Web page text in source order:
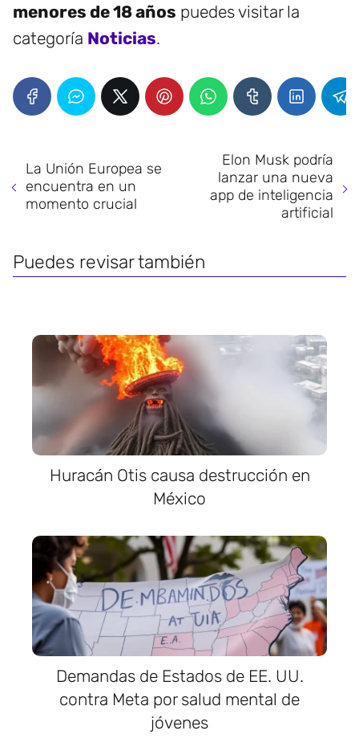
menores de 18 años puedes visitar la
categoría Noticias.
La Unión Europea se
encuentra en un
momento crucial
Elon Musk podría
lanzar una nueva
app de inteligencia
artificial
Puedes revisar también
Huracán Otis causa destrucción en
México
Demandas de Estados de EE. UU.
contra Meta por salud mental de
jóvenes